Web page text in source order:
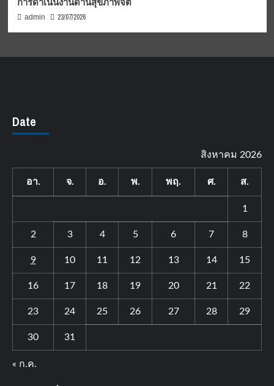
admin 23/07/2026
Date
สิงหาคม 2026
อา. จ. อ. พ. พฤ. ศ. ส.
1
2 3 4 5 6 7 8
9 10 11 12 13 14 15
16 17 18 19 20 21 22
23 24 25 26 27 28 29
30 31
« ก.ค.